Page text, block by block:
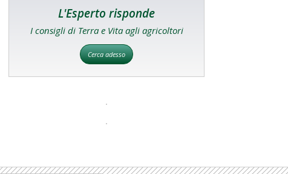
L'Esperto risponde
I consigli di Terra e Vita agli agricoltori
Cerca adesso